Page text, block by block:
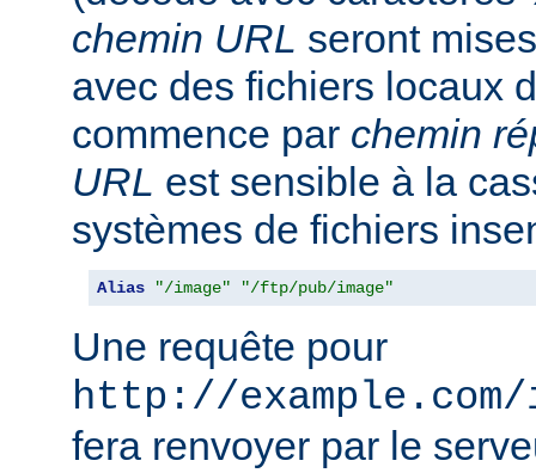
chemin URL seront
avec des fichiers locaux
commence par chemin
URL est sensible à la
systèmes de fichiers
Alias "/image" "/ftp/pub/image"
Une requête pour
http://
fera renvoyer par le